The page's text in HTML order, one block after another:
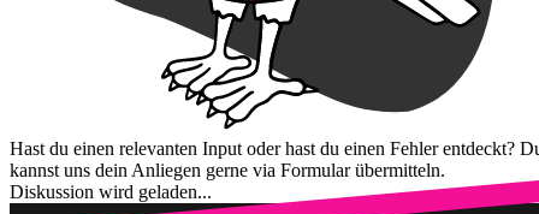
Hast du einen relevanten Input oder hast du einen Fehler entdeckt?
kannst uns dein Anliegen gerne via Formular übermitteln.
Diskussion wird geladen...